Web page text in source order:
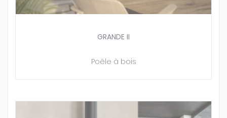
GRANDE II
Poêle à bois